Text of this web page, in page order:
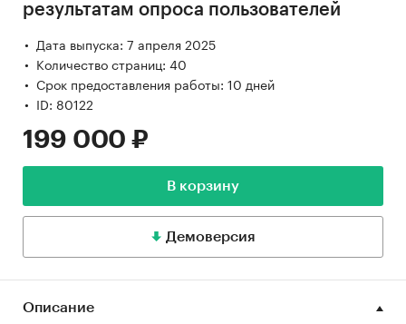
результатам опроса пользователей
Дата выпуска: 7 апреля 2025
Количество страниц: 40
Срок предоставления работы: 10 дней
ID: 80122
199 000 ₽
В корзину
Демоверсия
Описание